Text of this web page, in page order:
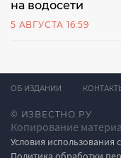
на водосети
5 АВГУСТА 16:59
© ИЗВЕСТНО.РУ
Копирование
Условия использования
ОБ ИЗДАНИИ